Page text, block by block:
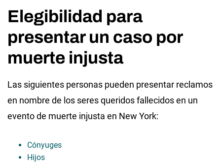
Elegibilidad para
presentar un caso por
muerte injusta
Las siguientes personas pueden presentar reclamos
en nombre de los seres queridos fallecidos en un
evento de muerte injusta en New York:
Cónyuges
Hijos